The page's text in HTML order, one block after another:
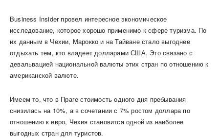
Business Insider провел интересное экономическое
исследование, которое хорошо применимо к сфере туризма. По
их данным в Чехии, Марокко и на Тайване стало выгоднее
отдыхать тем, кто владеет долларами США. Это связано с
девальвацией национальной валюты этих стран по отношению к
американской валюте.
Имеем то, что в Праге стоимость одного дня пребывания
снизилась на 10%, а в сочетании с 7% ростом доллара по
отношению к евро, Чехия становится одной из наиболее
выгодных стран для туристов.